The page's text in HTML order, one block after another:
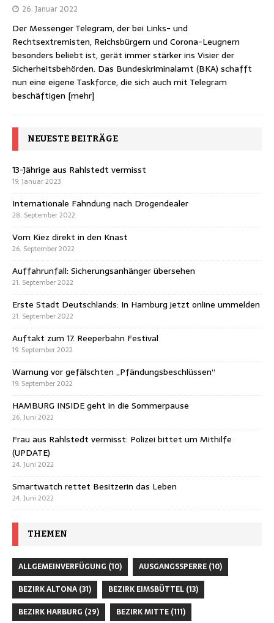
26. Januar 2022
Der Messenger Telegram, der bei Links- und
Rechtsextremisten, Reichsbürgern und Corona-Leugnern
besonders beliebt ist, gerät immer stärker ins Visier der
Sicherheitsbehörden. Das Bundeskriminalamt (BKA) schafft
nun eine eigene Taskforce, die sich auch mit Telegram
beschäftigen [mehr]
NEUESTE BEITRÄGE
13-Jährige aus Rahlstedt vermisst
19. Januar 2023
Internationale Fahndung nach Drogendealer
28. September 2022
Vom Kiez direkt in den Knast
26. September 2022
Auffahrunfall: Sicherungsanhänger übersehen
21. September 2022
Erste Stadt Deutschlands: In Hamburg jetzt online ummelden
21. September 2022
Auftakt zum 17. Reeperbahn Festival
19. September 2022
Warnung vor gefälschten „Pfändungsbeschlüssen“
19. September 2022
HAMBURG INSIDE geht in die Sommerpause
26. Juni 2022
Frau aus Rahlstedt vermisst: Polizei bittet um Mithilfe
(UPDATE)
24. Juni 2022
Smartwatch rettet Besitzerin das Leben
24. Juni 2022
THEMEN
ALLGEMEINVERFÜGUNG (10) AUSGANGSSPERRE (10)
BEZIRK ALTONA (31) BEZIRK EIMSBÜTTEL (13)
BEZIRK HARBURG (29) BEZIRK MITTE (111)